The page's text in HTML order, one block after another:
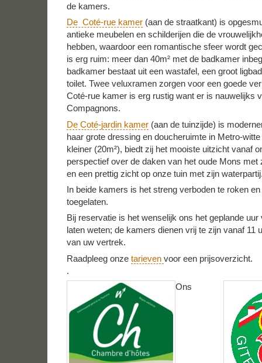
de kamers.
De Coté-rue kamer(aan de straatkant) is
antieke meubelen en schilderijen die de
hebben, waardoor een romantische sfeer wordt
is erg ruim: meer dan 40m² met de badkamer
badkamer bestaat uit een wastafel, een groot
toilet. Twee veluxramen zorgen voor een goede
Coté-rue kamer is erg rustig want er is nauwelijks
Compagnons.
De Coté-jardin kamer(aan de tuinzijde) is
haar grote dressing en doucheruimte in Metro-
kleiner (20m²), biedt zij het mooiste uitzicht vanaf
perspectief over de daken van het oude Mons met
en een prettig zicht op onze tuin met zijn
In beide kamers is het streng verboden te roken
toegelaten.
Bij reservatie is het wenselijk ons het geplande
laten weten; de kamers dienen vrij te zijn vanaf 11
van uw vertrek.
Raadpleeg onze tarieven voor een prijsoverzicht.
.
Ons